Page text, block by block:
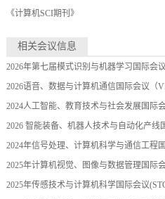
《计算机SCI期刊》
相关会议信息
2026年第七届模式识别与机器学习国际会
2026语音、数据与计算机通信国际会议（
2024人工智能、教育技术与社会发展国际
2026 智能装备、机器人技术与自动化产线
2024年信号处理、计算机科学与通信工程
2025年计算机视觉、图像与数据管理国际
2025年传感技术与计算机科学国际会议